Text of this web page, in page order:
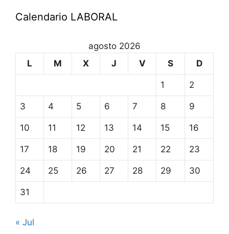
Calendario LABORAL
agosto 2026
L
M X J V S D
1 2
3 4 5 6 7 8 9
10 11 12 13 14 15 16
17 18 19 20 21 22 23
24 25 26 27 28 29 30
31
« Jul